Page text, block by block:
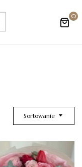
0
Sortowanie